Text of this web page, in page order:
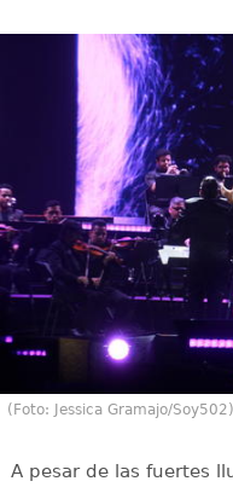
(Foto: Jessica Gramajo/Soy502)
A pesar de las fuertes